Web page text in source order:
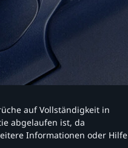
auf Vollständigkeit in
abgelaufen ist, da
Informationen oder Hilfe